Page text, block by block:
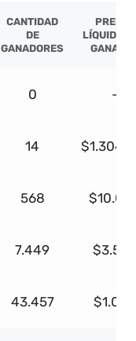
CANTIDAD
DE
GANADORES
PREMIO
LÍQUIDO
0 -
14
568
7.449
43.457 $1.000